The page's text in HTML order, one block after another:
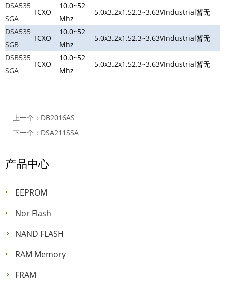
DSA535
SGA
TCXO
10.0~52
Mhz
5.0x3.2x1.52.3~3.63VIndustrial暂无
DSA535
SGB
TCXO
10.0~52
Mhz
5.0x3.2x1.52.3~3.63VIndustrial暂无
DSB535
SGA
TCXO
10.0~52
Mhz
5.0x3.2x1.52.3~3.63VIndustrial暂无
上一个： DB2016AS
下一个： DSA211SSA
产品中心
EEPROM
Nor Flash
NAND FLASH
RAM Memory
FRAM